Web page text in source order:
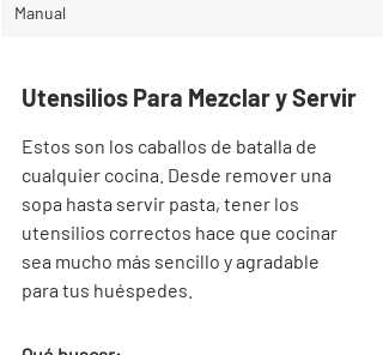
Manual
Utensilios Para Mezclar y Servir
Estos son los caballos de batalla de
cualquier cocina. Desde remover una
sopa hasta servir pasta, tener los
utensilios correctos hace que cocinar
sea mucho más sencillo y agradable
para tus huéspedes.